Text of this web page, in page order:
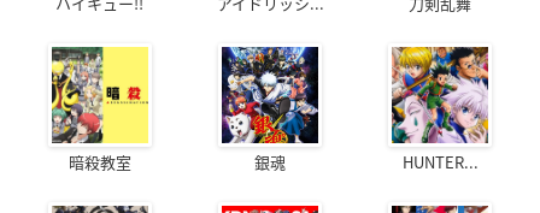
暗殺教室 銀魂 HUNTER...